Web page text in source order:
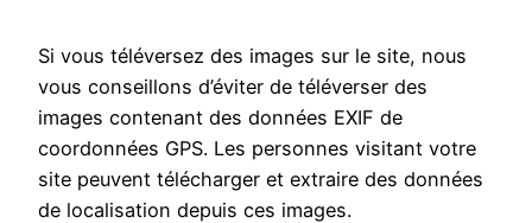
Si vous téléversez des images sur le site, nous
vous conseillons d’éviter de téléverser des
images contenant des données EXIF de
coordonnées GPS. Les personnes visitant votre
site peuvent télécharger et extraire des données
de localisation depuis ces images.